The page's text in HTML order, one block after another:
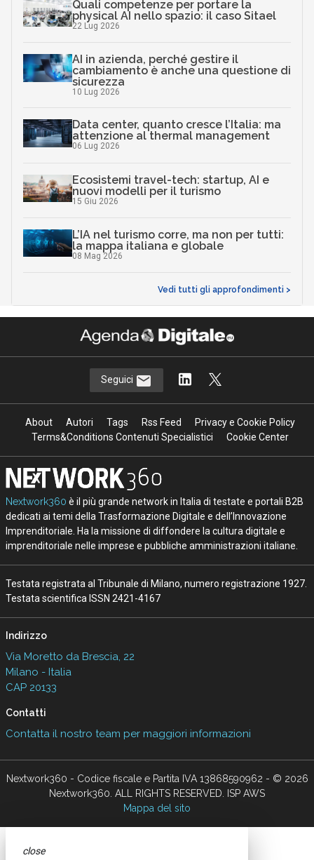
Quali competenze per portare la
physical AI nello spazio: il caso Sitael
22 Lug 2026
AI in azienda, perché gestire il
cambiamento è anche una questione di
sicurezza
10 Lug 2026
Data center, quanto cresce l’Italia: ma
attenzione al thermal management
06 Lug 2026
Ecosistemi travel-tech: startup, AI e
nuovi modelli per il turismo
15 Giu 2026
L’IA nel turismo corre, ma non per tutti:
la mappa italiana e globale
08 Mag 2026
Vedi tutti gli approfondimenti >
Seguici
About Autori Tags Rss Feed
Privacy e Cookie Policy
Terms&Conditions Contenuti Specialistici
Cookie Center
Nextwork360 è il più grande network in Italia di testate e portali B2B
dedicati ai temi della Trasformazione Digitale e dell’Innovazione
Imprenditoriale. Ha la missione di diffondere la cultura digitale e
imprenditoriale nelle imprese e pubbliche amministrazioni italiane.
Testata registrata al Tribunale di Milano, numero registrazione 1927.
Testata scientifica ISSN 2421-4167
Indirizzo
Via Moretto da Brescia, 22
Milano - Italia
CAP 20133
Contatti
Contatta il nostro team per maggiori informazioni
Nextwork360 - Codice fiscale e Partita IVA 13868590962 - © 2026
Nextwork360. ALL RIGHTS RESERVED. ISP AWS
Mappa del sito
close